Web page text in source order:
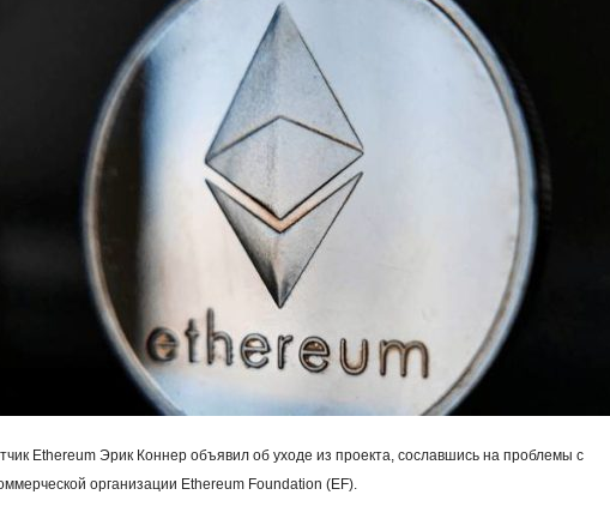
Ethereum Эрик Коннер объявил об уходе из проекта, сославшись на проблемы с
организации Ethereum Foundation (EF).